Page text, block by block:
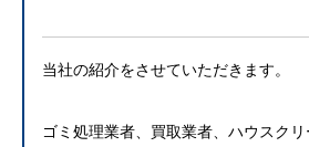
当社の紹介をさせていただきます。
ゴミ処理業者、買取業者、ハウスク